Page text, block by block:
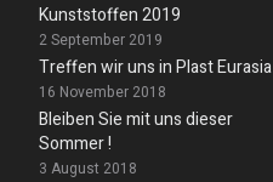
Kunststoffen 2019
2 September 2019
Treffen wir uns in Plast Eurasia
16 November 2018
Bleiben Sie mit uns dieser
Sommer !
3 August 2018